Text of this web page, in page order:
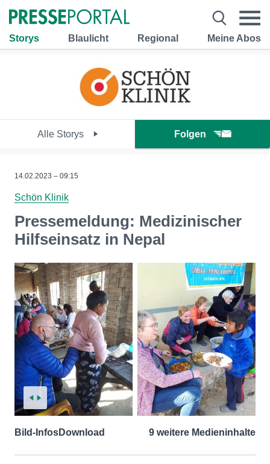
Storys Blaulicht Regional Meine Abos
Alle Storys Folgen
14.02.2023 – 09:15
Schön Klinik
Pressemeldung: Medizinischer
Hilfseinsatz in Nepal
Bild-InfosDownload 9 weitere Medieninhalte